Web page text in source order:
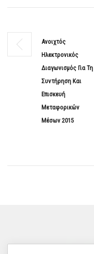
Ανοιχτός
Ηλεκτρονικός
Διαγωνισμός Για Τη
Συντήρηση Και
Επισκευή
Μεταφορικών
Μέσων 2015